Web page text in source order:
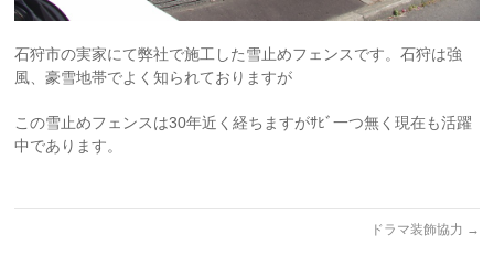
石狩市の実家にて弊社で施工した雪止めフェンスです。石狩は強
風、豪雪地帯でよく知られておりますが
この雪止めフェンスは30年近く経ちますがｻﾋﾞ一つ無く現在も活躍
中であります。
ドラマ装飾協力 →